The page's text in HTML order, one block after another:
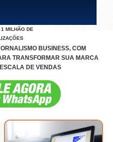
MILHÃO DE
BUSINESS, COM
TRANSFORMAR SUA MARCA
DE VENDAS